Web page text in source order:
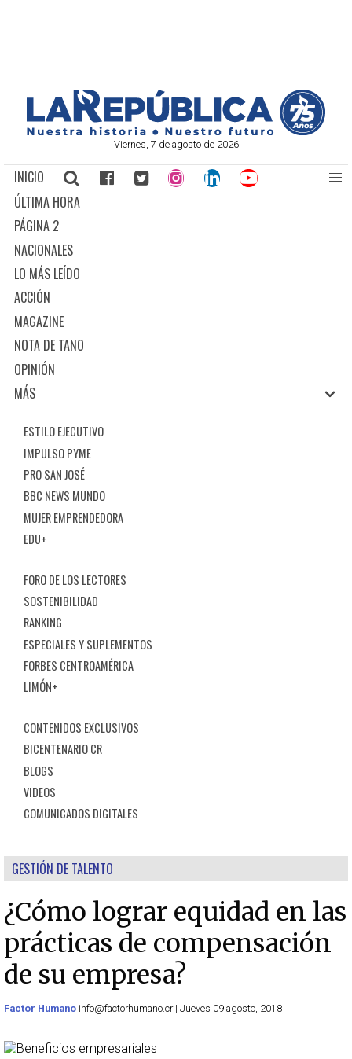
Viernes, 7 de agosto de 2026
INICIO
ÚLTIMA HORA
PÁGINA 2
NACIONALES
LO MÁS LEÍDO
ACCIÓN
MAGAZINE
NOTA DE TANO
OPINIÓN
MÁS
ESTILO EJECUTIVO
IMPULSO PYME
PRO SAN JOSÉ
BBC NEWS MUNDO
MUJER EMPRENDEDORA
EDU+
FORO DE LOS LECTORES
SOSTENIBILIDAD
RANKING
ESPECIALES Y SUPLEMENTOS
FORBES CENTROAMÉRICA
LIMÓN+
CONTENIDOS EXCLUSIVOS
BICENTENARIO CR
BLOGS
VIDEOS
COMUNICADOS DIGITALES
GESTIÓN DE TALENTO
¿Cómo lograr equidad en las
prácticas de compensación
de su empresa?
Factor Humano info@factorhumano.cr | Jueves 09 agosto, 2018